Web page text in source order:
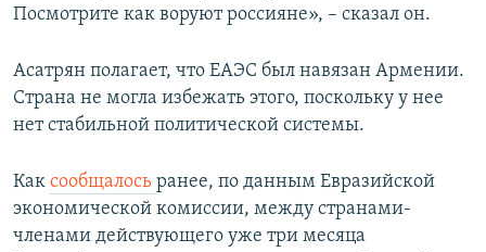
Посмотрите как воруют россияне», – сказал он.
Асатрян полагает, что ЕАЭС был навязан Армении.
Страна не могла избежать этого, поскольку у нее
нет стабильной политической системы.
Как сообщалось ранее, по данным Евразийской
экономической комиссии, между странами-
членами действующего уже три месяца